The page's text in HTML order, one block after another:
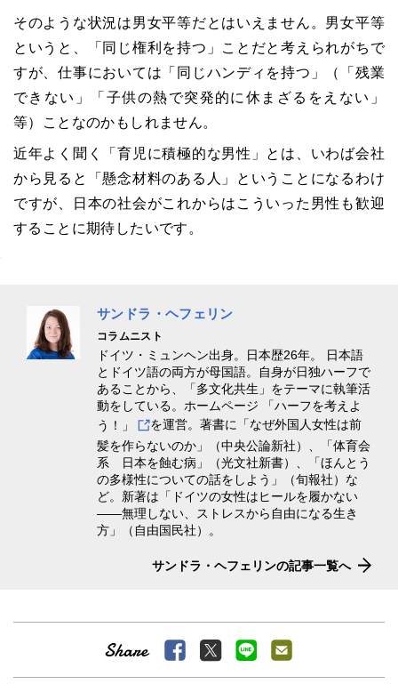
そのような状況は男女平等だとはいえません。男女平等
というと、「同じ権利を持つ」ことだと考えられがちで
すが、仕事においては「同じハンディを持つ」（「残業
できない」「子供の熱で突発的に休まざるをえない」
等）ことなのかもしれません。
近年よく聞く「育児に積極的な男性」とは、いわば会社
から見ると「懸念材料のある人」ということになるわけ
ですが、日本の社会がこれからはこういった男性も歓迎
することに期待したいです。
サンドラ・ヘフェリン
コラムニスト
ドイツ・ミュンヘン出身。日本歴26年。 日本語
とドイツ語の両方が母国語。自身が日独ハーフで
あることから、「多文化共生」をテーマに執筆活
動をしている。ホームページ
「ハーフを考えよ
う！」
を運営。著書に「なぜ外国人女性は前
髪を作らないのか」（中央公論新社）、「体育会
系 日本を蝕む病」（光文社新書）、「ほんとう
の多様性についての話をしよう」（旬報社）な
ど。新著は「ドイツの女性はヒールを履かない
――無理しない、ストレスから自由になる生き
方」（自由国民社）。
サンドラ・ヘフェリンの記事一覧へ